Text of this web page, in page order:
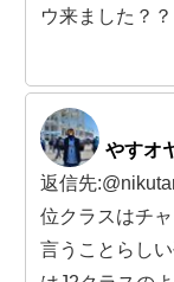
ウ来ました？？
やすオ
返信先
位クラスはチ
言うことらし